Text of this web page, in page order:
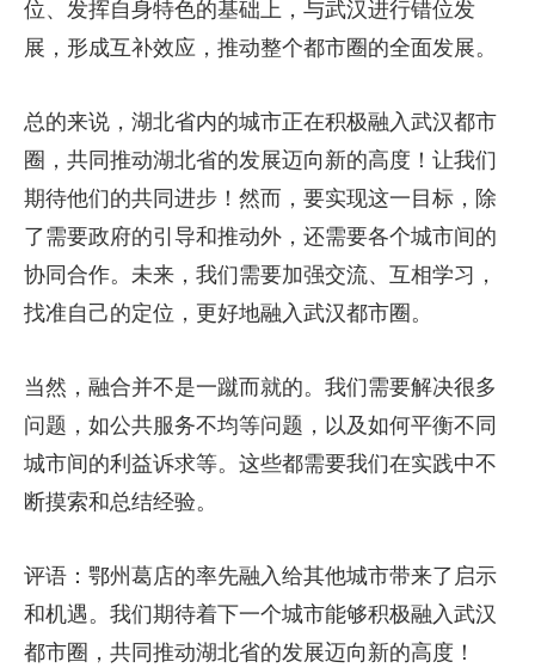
位、发挥自身特色的基础上，与武汉进行错位发
展，形成互补效应，推动整个都市圈的全面发展。
总的来说，湖北省内的城市正在积极融入武汉都市
圈，共同推动湖北省的发展迈向新的高度！让我们
期待他们的共同进步！然而，要实现这一目标，除
了需要政府的引导和推动外，还需要各个城市间的
协同合作。未来，我们需要加强交流、互相学习，
找准自己的定位，更好地融入武汉都市圈。
当然，融合并不是一蹴而就的。我们需要解决很多
问题，如公共服务不均等问题，以及如何平衡不同
城市间的利益诉求等。这些都需要我们在实践中不
断摸索和总结经验。
评语：鄂州葛店的率先融入给其他城市带来了启示
和机遇。我们期待着下一个城市能够积极融入武汉
都市圈，共同推动湖北省的发展迈向新的高度！